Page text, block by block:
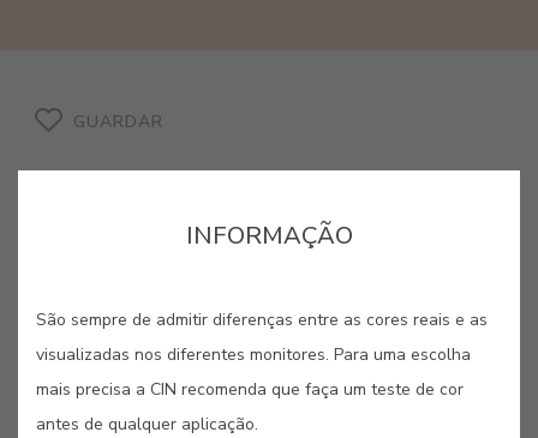
GUARDAR
Dos amarelos vibrantes aos laranjas mais quentes,
esta paleta irradia otimismo e uma energia
contagiante. São cores criadas para despertar os
INFORMAÇÃO
São sempre de admitir diferenças entre as cores reais e as
visualizadas nos diferentes monitores. Para uma escolha
mais precisa a CIN recomenda que faça um teste de cor
antes de qualquer aplicação.